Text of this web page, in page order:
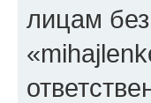
лицам